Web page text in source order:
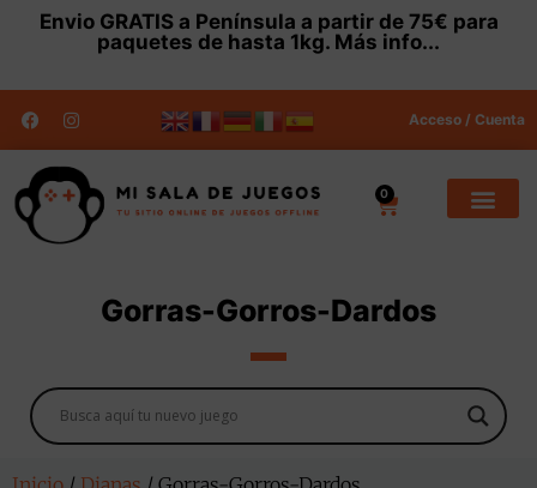
Envio GRATISa Península a partir de 75€ para
paquetes de hasta 1kg. Más info...
Acceso / Cuenta
0
Gorras-Gorros-Dardos